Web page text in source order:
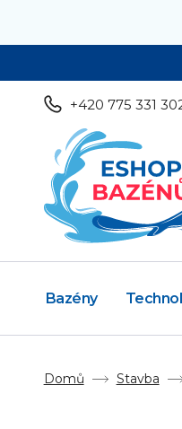
+420 775 331
Bazény
Domů Stavba